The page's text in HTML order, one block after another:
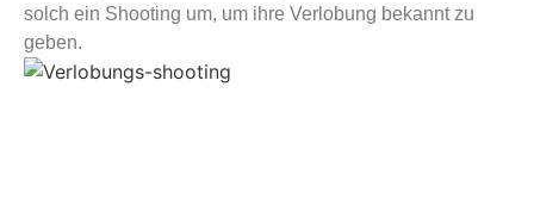
solch ein Shooting um, um ihre Verlobung bekannt zu
geben.